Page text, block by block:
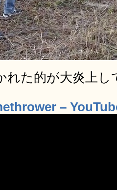
れた的が大炎上
–